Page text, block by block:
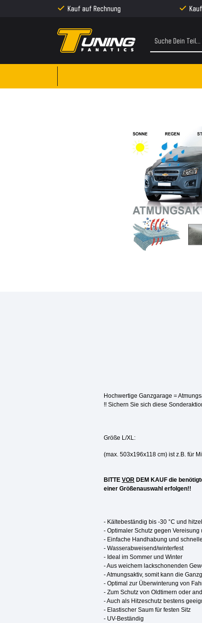
Kauf auf Rechnung
Hochwertige Ganzgarage =
!! Sichern Sie sich diese
Größe L/XL:
(max. 503x196x118 cm) ist z.B. für
BITTE VOR DEM KAUF die
einer Größenauswahl erfolgen!!
- Kältebeständig bis -30 °C und
- Optimaler Schutz gegen Vereisung
- Einfache Handhabung und
- Wasserabweisend/winterfest
- Ideal im Sommer und Winter
- Aus weichem lackschonenden
- Atmungsaktiv, somit kann die
- Optimal zur Überwinterung von
- Zum Schutz von Oldtimern oder
- Auch als Hitzeschutz bestens
- Elastischer Saum für festen Sitz
- UV-Beständig